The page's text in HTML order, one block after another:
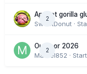
2
Apricot gorilla
SweetDonut ·
2
Outdoor 2026
Marcel852 ·